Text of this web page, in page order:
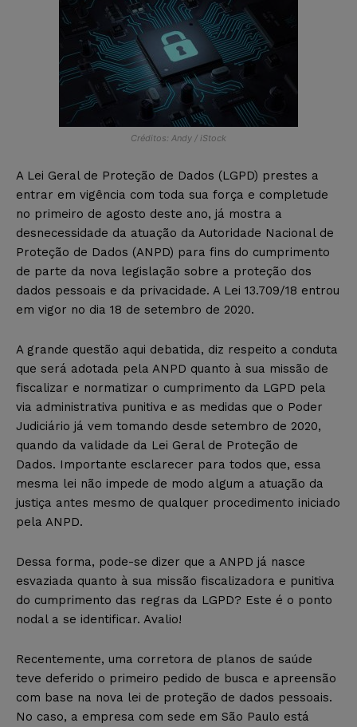
Créditos: Andy / iStock
A Lei Geral de Proteção de Dados (LGPD) prestes a
entrar em vigência com toda sua força e completude
no primeiro de agosto deste ano, já mostra a
desnecessidade da atuação da Autoridade Nacional de
Proteção de Dados (ANPD) para fins do cumprimento
de parte da nova legislação sobre a proteção dos
dados pessoais e da privacidade. A Lei 13.709/18 entrou
em vigor no dia 18 de setembro de 2020.
A grande questão aqui debatida, diz respeito a conduta
que será adotada pela ANPD quanto à sua missão de
fiscalizar e normatizar o cumprimento da LGPD pela
via administrativa punitiva e as medidas que o Poder
Judiciário já vem tomando desde setembro de 2020,
quando da validade da Lei Geral de Proteção de
Dados. Importante esclarecer para todos que, essa
mesma lei não impede de modo algum a atuação da
justiça antes mesmo de qualquer procedimento iniciado
pela ANPD.
Dessa forma, pode-se dizer que a ANPD já nasce
esvaziada quanto à sua missão fiscalizadora e punitiva
do cumprimento das regras da LGPD? Este é o ponto
nodal a se identificar. Avalio!
Recentemente, uma corretora de planos de saúde
teve deferido o primeiro pedido de busca e apreensão
com base na nova lei de proteção de dados pessoais.
No caso, a empresa com sede em São Paulo está